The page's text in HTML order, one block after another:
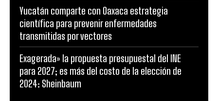
Yucatán comparte con Oaxaca estrategia
científica para prevenir enfermedades
transmitidas por vectores
Exagerada» la propuesta presupuestal del INE
para 2027; es más del costo de la elección de
2024: Sheinbaum